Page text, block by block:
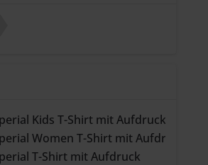
Kids T-Shirt mit Aufdruck
Women T-Shirt mit Aufdruck
T-Shirt mit Aufdruck